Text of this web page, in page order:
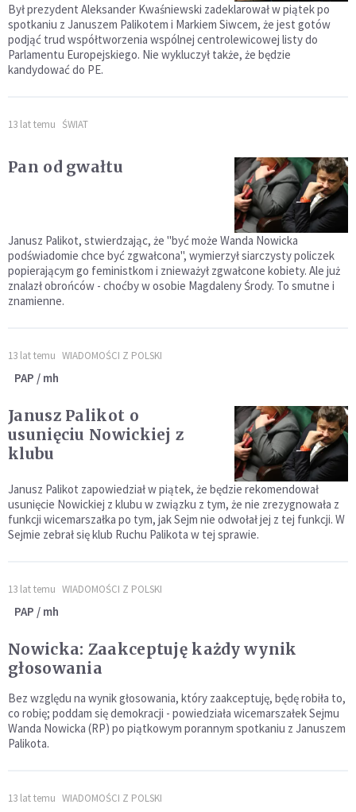
Był prezydent Aleksander Kwaśniewski zadeklarował w piątek po
spotkaniu z Januszem Palikotem i Markiem Siwcem, że jest gotów
podjąć trud współtworzenia wspólnej centrolewicowej listy do
Parlamentu Europejskiego. Nie wykluczył także, że będzie
kandydować do PE.
13 lat temu ŚWIAT
Pan od gwałtu
Janusz Palikot, stwierdzając, że "być może Wanda Nowicka
podświadomie chce być zgwałcona", wymierzył siarczysty policzek
popierającym go feministkom i znieważył zgwałcone kobiety. Ale już
znalazł obrońców - choćby w osobie Magdaleny Środy. To smutne i
znamienne.
13 lat temu WIADOMOŚCI Z POLSKI
PAP / mh
Janusz Palikot o
usunięciu Nowickiej z
klubu
Janusz Palikot zapowiedział w piątek, że będzie rekomendował
usunięcie Nowickiej z klubu w związku z tym, że nie zrezygnowała z
funkcji wicemarszałka po tym, jak Sejm nie odwołał jej z tej funkcji. W
Sejmie zebrał się klub Ruchu Palikota w tej sprawie.
13 lat temu WIADOMOŚCI Z POLSKI
PAP / mh
Nowicka: Zaakceptuję każdy wynik
głosowania
Bez względu na wynik głosowania, który zaakceptuję, będę robiła to,
co robię; poddam się demokracji - powiedziała wicemarszałek Sejmu
Wanda Nowicka (RP) po piątkowym porannym spotkaniu z Januszem
Palikota.
13 lat temu WIADOMOŚCI Z POLSKI